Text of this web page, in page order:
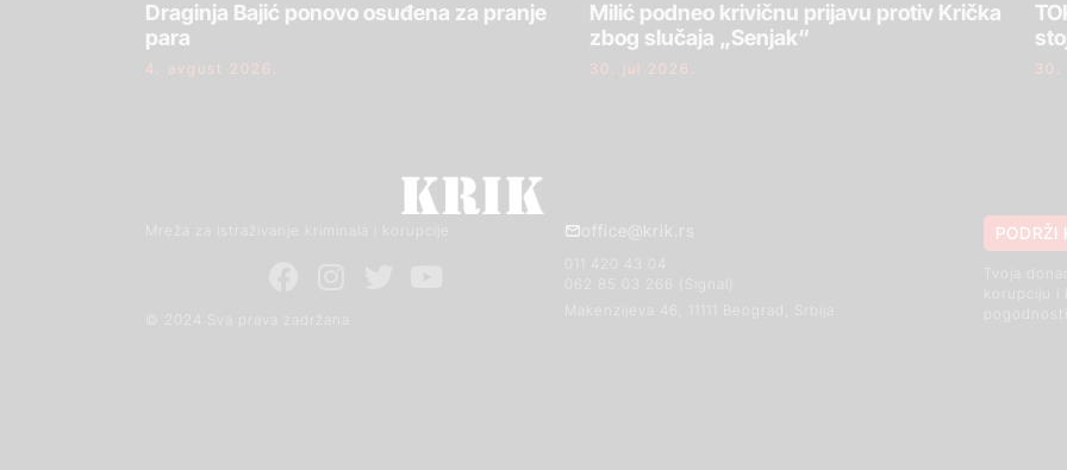
Draginja Bajić ponovo osuđena za pranje
para
4. avgust 2026.
Milić podneo krivičnu prijavu protiv Krička
zbog slučaja „Senjak“
30. jul 2026. 30.
Mreža za istraživanje kriminala i korupcije
© 2024 Sva prava zadržana
office@krik.rs
011 420 43 04
Makenzijeva 46, 11111 Beograd, Srbija
PODRŽI
korupciju i